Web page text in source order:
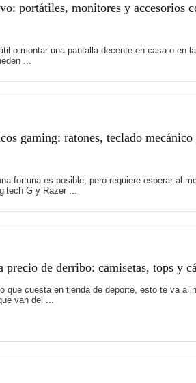
portátiles, monitores y accesorios
o montar una pantalla decente en casa o en
...
gaming: ratones, teclado
fortuna es posible, pero requiere esperar al
G y Razer ...
de derribo: camisetas, tops y
cuesta en tienda de deporte, esto te va a
van del ...